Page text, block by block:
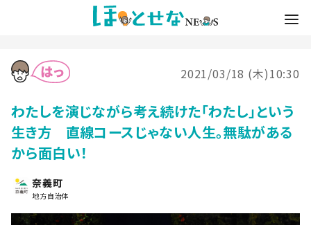
2021/03/18 (木)10:30
わたしを演じながら考え続けた「わたし」という
生き方 直線コースじゃない人生。無駄がある
から面白い！
奈義町
地方自治体